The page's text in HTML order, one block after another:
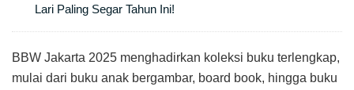
Lari Paling Segar Tahun Ini!
BBW Jakarta 2025 menghadirkan koleksi buku terlengkap,
mulai dari buku anak bergambar, board book, hingga buku